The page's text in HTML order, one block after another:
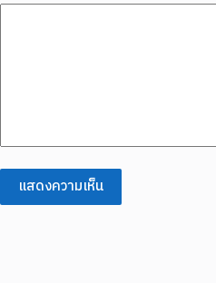
แสดงความเห็น